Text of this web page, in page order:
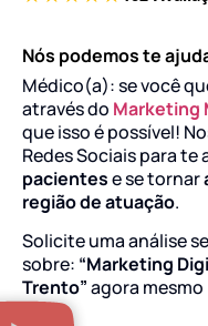
Nós podemos te
Médico(a): se você
através do Marketing
que isso é possível!
Redes Sociais para te
pacientese se tornar
região de atuação.
Solicite uma análise
sobre: “Marketing
Trento”agora mesmo